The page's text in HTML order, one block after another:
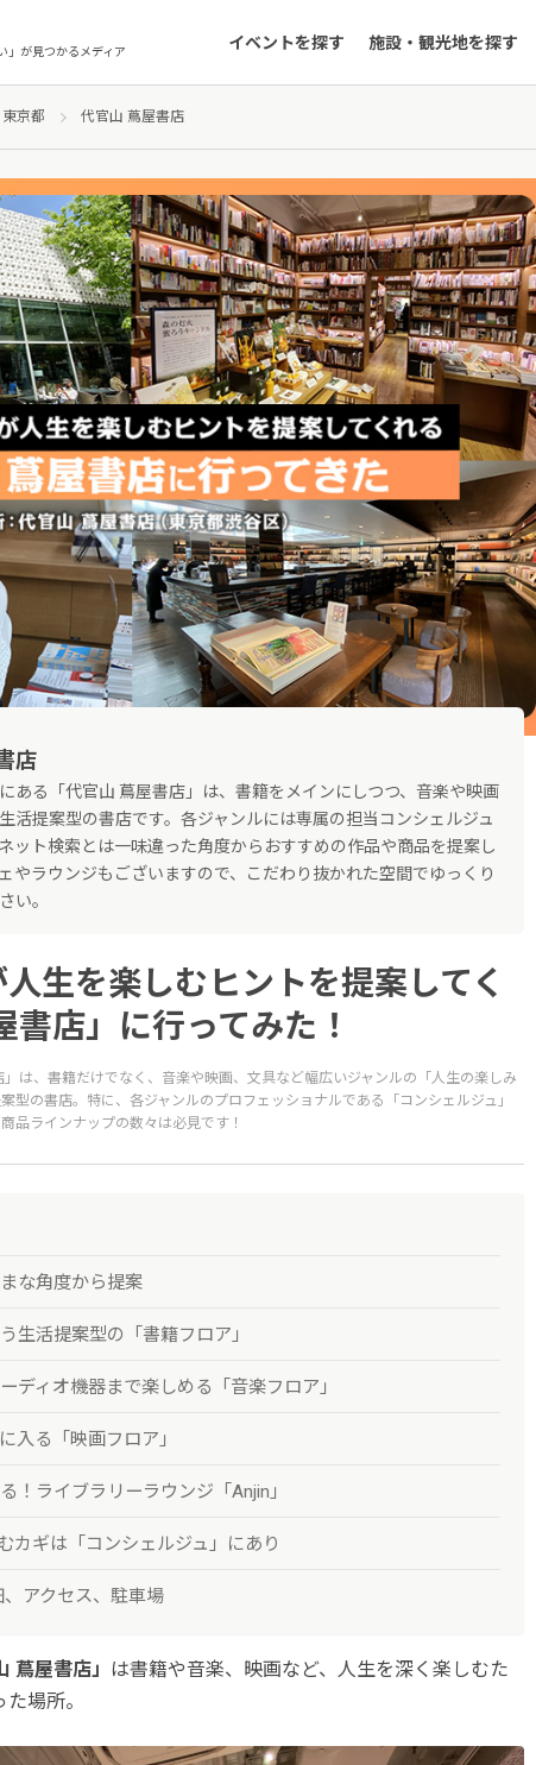
」が見つかるメディア イベントを探す 施設・観光地を探す
東京都 代官山 蔦屋書店
店
ある「代官山 蔦屋書店」は、書籍をメインにしつつ、音楽や映画
活提案型の書店です。各ジャンルには専属の担当コンシェルジュ
ット検索とは一味違った角度からおすすめの作品や商品を提案し
やラウンジもございますので、こだわり抜かれた空間でゆっくり
い。
生を楽しむヒントを提案してく
書店」に行ってみた！
は、書籍だけでなく、音楽や映画、文具など幅広いジャンルの「人生の楽しみ
型の書店。特に、各ジャンルのプロフェッショナルである「コンシェルジュ」
品ラインナップの数々は必見です！
な角度から提案
生活提案型の「書籍フロア」
ディオ機器まで楽しめる「音楽フロア」
入る「映画フロア」
！ライブラリーラウンジ「Anjin」
カギは「コンシェルジュ」にあり
、アクセス、駐車場
蔦屋書店」 は書籍や音楽、映画など、人生を深く楽しむた
場所。